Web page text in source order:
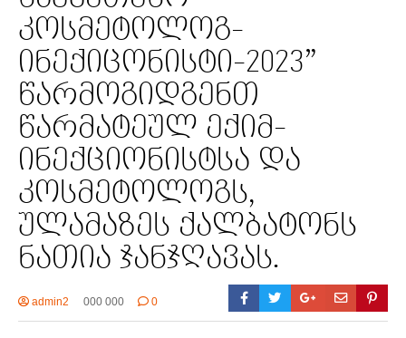
კოსმეტოლოგ-
ინექიცონისტი-2023”
წარმოგიდგენთ
წარმატეულ ექიმ-
ინექციონისტსა და
კოსმეტოლოგს,
ულამაზეს ქალბატონს
ნათია ჯანჯღავას.
admin2 000 000 0